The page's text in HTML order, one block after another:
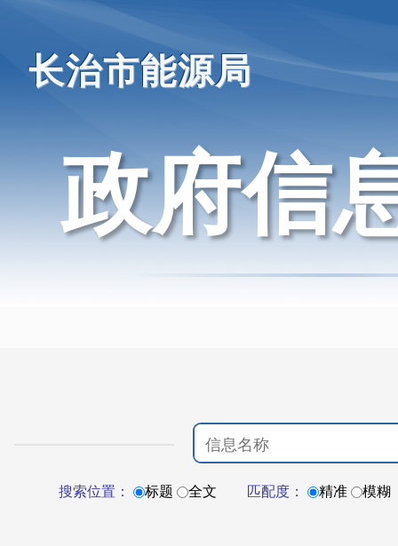
长治市能源局
政府信
搜索位置： 标题 全文 匹配度： 精准 模糊